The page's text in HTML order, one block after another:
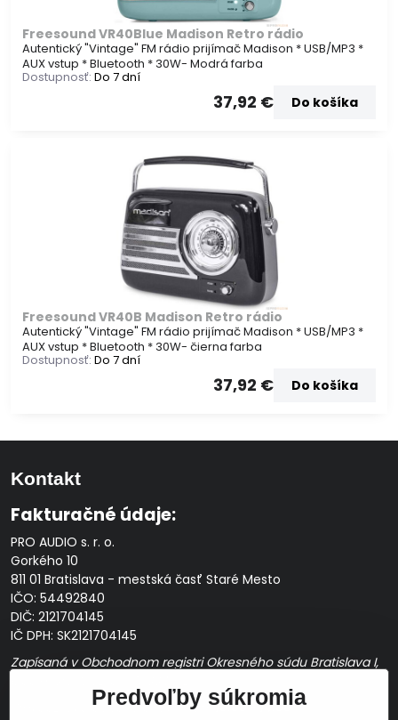
Freesound VR40Blue Madison Retro rádio
Autentický "Vintage" FM rádio prijímač Madison * USB/MP3 *
AUX vstup * Bluetooth * 30W- Modrá farba
Dostupnosť: Do 7 dní
37,92 € Do košíka
Freesound VR40B Madison Retro rádio
Autentický "Vintage" FM rádio prijímač Madison * USB/MP3 *
AUX vstup * Bluetooth * 30W- čierna farba
Dostupnosť: Do 7 dní
37,92 € Do košíka
Kontakt
Fakturačné údaje:
PRO AUDIO s. r. o.
Gorkého 10
811 01 Bratislava - mestská časť Staré Mesto
IČO: 54492840
DIČ: 2121704145
IČ DPH: SK2121704145
Zapísaná v Obchodnom registri Okresného súdu Bratislava I,
Prevádzková doba: pracovné dni10:00 - 14:00
Predvoľby súkromia